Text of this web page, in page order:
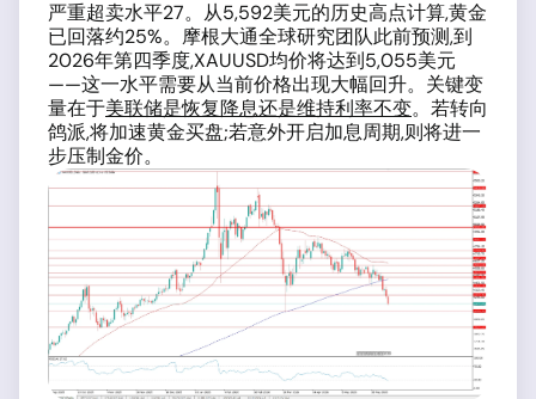
严重超卖水平27。从5,592美元的历史高点计算,黄金
已回落约25%。摩根大通全球研究团队此前预测,到
2026年第四季度,XAUUSD均价将达到5,055美元
——这一水平需要从当前价格出现大幅回升。关键变
量在于美联储是恢复降息还是维持利率不变。若转向
鸽派,将加速黄金买盘;若意外开启加息周期,则将进一
步压制金价。